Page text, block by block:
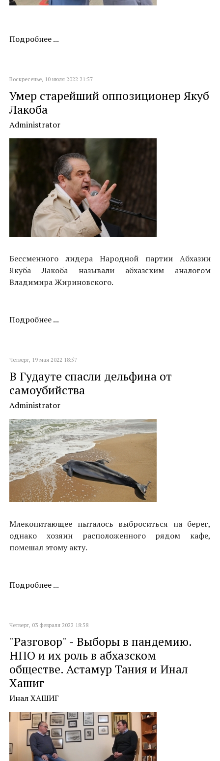
Подробнее ...
Воскресенье, 10 июля 2022 21:57
Умер старейший оппозиционер Якуб
Лакоба
Administrator
Бессменного лидера Народной партии Абхазии
Якуба Лакоба называли абхазским аналогом
Владимира Жириновского.
Подробнее ...
Четверг, 19 мая 2022 18:57
В Гудауте спасли дельфина от
самоубийства
Administrator
Млекопитающее пыталось выброситься на берег,
однако хозяин расположенного рядом кафе,
помешал этому акту.
Подробнее ...
Четверг, 03 февраля 2022 18:58
"Разговор" - Выборы в пандемию.
НПО и их роль в абхазском
обществе. Астамур Тания и Инал
Хашиг
Инал ХАШИГ